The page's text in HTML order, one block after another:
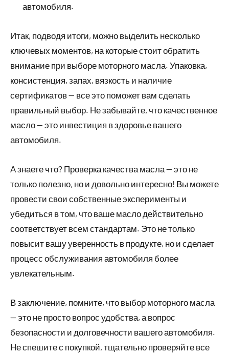
автомобиля.
Итак, подводя итоги, можно выделить несколько
ключевых моментов, на которые стоит обратить
внимание при выборе моторного масла. Упаковка,
консистенция, запах, вязкость и наличие
сертификатов — все это поможет вам сделать
правильный выбор. Не забывайте, что качественное
масло — это инвестиция в здоровье вашего
автомобиля.
А знаете что? Проверка качества масла — это не
только полезно, но и довольно интересно! Вы можете
провести свои собственные эксперименты и
убедиться в том, что ваше масло действительно
соответствует всем стандартам. Это не только
повысит вашу уверенность в продукте, но и сделает
процесс обслуживания автомобиля более
увлекательным.
В заключение, помните, что выбор моторного масла
— это не просто вопрос удобства, а вопрос
безопасности и долговечности вашего автомобиля.
Не спешите с покупкой, тщательно проверяйте все